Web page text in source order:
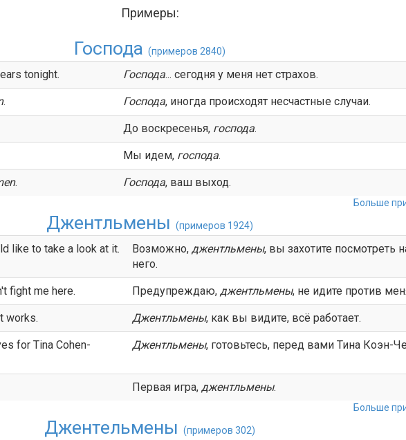
Примеры:
Господа(примеров 2840)
tonight. Господа... сегодня у меня нет страхов.
. Господа, иногда происходят несчастные случаи.
До воскресенья, господа.
Мы идем, господа.
. Господа, ваш выход.
Больше
Джентльмены(примеров 1924)
like to take a look at it. Возможно, джентльмены, вы захотите посмотреть
него.
fight me here. Предупреждаю, джентльмены, не идите против
works. Джентльмены, как вы видите, всё работает.
for Tina Cohen-
Джентльмены, готовьтесь, перед вами Тина Коэн-
Первая игра, джентльмены.
Больше
Джентельмены(примеров 302)